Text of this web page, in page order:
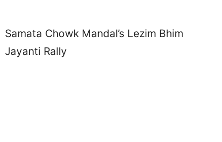
Samata Chowk Mandal’s Lezim Bhim
Jayanti Rally